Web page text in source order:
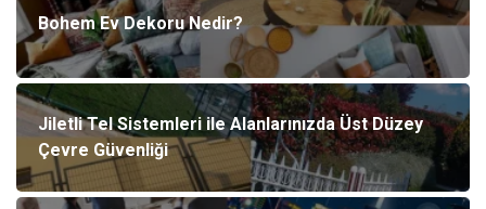
Bohem Ev Dekoru Nedir?
Jiletli Tel Sistemleri ile Alanlarınızda Üst Düzey
Çevre Güvenliği